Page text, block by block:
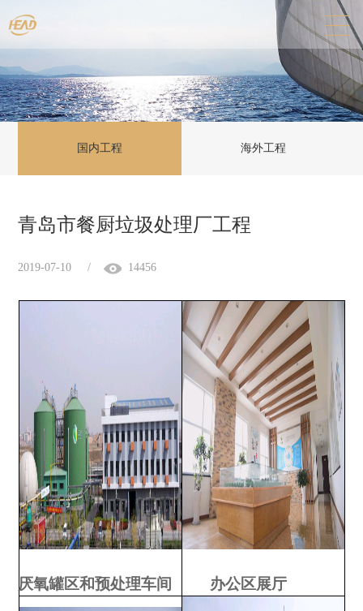
国内工程 海外工程
青岛市餐厨垃圾处理厂工程
2019-07-10 / 14456
厌氧罐区和预处理车间 办公区展厅